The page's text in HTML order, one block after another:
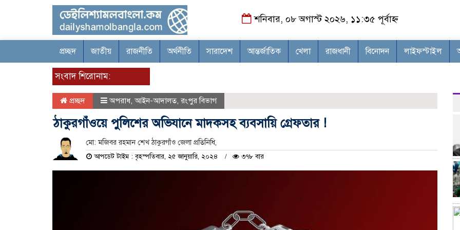
শনিবার, ০৮ অগাস্ট ২০২৬, ১১:৩৫ পূর্বাহ্ন
প্রচ্ছদ জাতীয় রাজনীতি অর্থনীতি সারাদেশ আন্তর্জাতিক খেলা রাজধানী বিনোদন লাইফস্টাইল
সংবাদ শিরোনাম:
প্রচ্ছদ অপরাধ, আইন-আদালত, রংপুর বিভাগ
ঠাকুরগাঁওয়ে পুলিশের অভিযানে মাদকসহ ব্যবসায়ি গ্রেফতার !
মো: মজিবর রহমান শেখ ঠাকুরগাঁও জেলা প্রতিনিধি,
আপডেট টাইম : বৃহস্পতিবার, ২৫ জানুয়ারি, ২০২৪ ৩৭৮ বার